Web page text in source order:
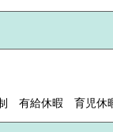
有給休暇 育児休